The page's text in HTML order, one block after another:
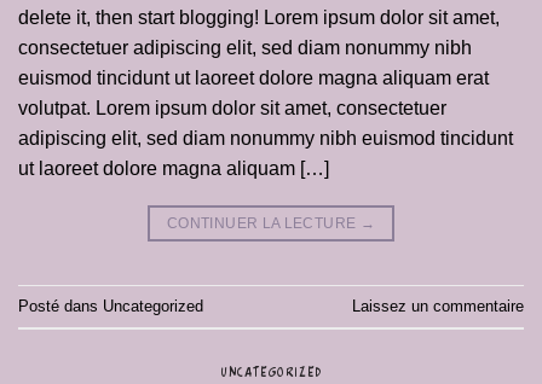
delete it, then start blogging! Lorem ipsum dolor sit amet,
consectetuer adipiscing elit, sed diam nonummy nibh
euismod tincidunt ut laoreet dolore magna aliquam erat
volutpat. Lorem ipsum dolor sit amet, consectetuer
adipiscing elit, sed diam nonummy nibh euismod tincidunt
ut laoreet dolore magna aliquam […]
CONTINUER LA LECTURE →
Posté dans Uncategorized Laissez un commentaire
UNCATEGORIZED